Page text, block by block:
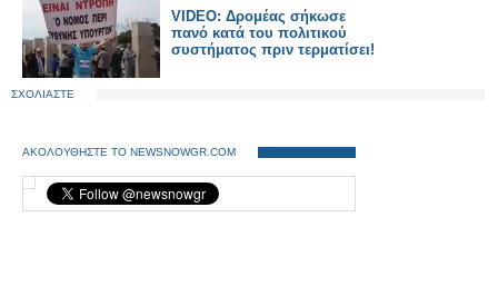
VIDEO: Δρομέας σήκωσε
πανό κατά του πολιτικού
συστήματος πριν τερματίσει!
ΣΧΟΛΙΑΣΤΕ
ΑΚΟΛΟΥΘΗΣΤΕ ΤΟ NEWSNOWGR.COM